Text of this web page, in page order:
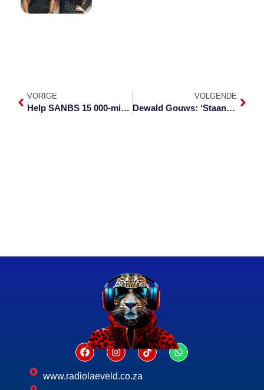
VORIGE
Help SANBS 15 000-mikpunt bereik
VOLGENDE
Dewald Gouws: ‘Staan op’
www.radiolaeveld.co.za